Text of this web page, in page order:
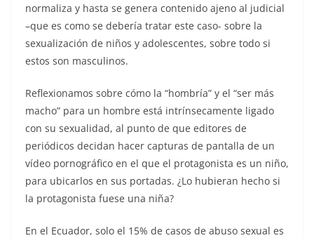
normaliza y hasta se genera contenido ajeno al judicial
–que es como se debería tratar este caso- sobre la
sexualización de niños y adolescentes, sobre todo si
estos son masculinos.
Reflexionamos sobre cómo la “hombría” y el “ser más
macho” para un hombre está intrínsecamente ligado
con su sexualidad, al punto de que editores de
periódicos decidan hacer capturas de pantalla de un
vídeo pornográfico en el que el protagonista es un niño,
para ubicarlos en sus portadas. ¿Lo hubieran hecho si
la protagonista fuese una niña?
En el Ecuador, solo el 15% de casos de abuso sexual es